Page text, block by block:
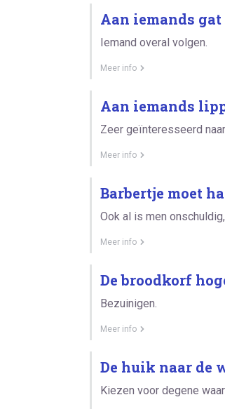
Aan iemands gat
Iemand overal volgen.
Meer info
Aan iemands
Zeer geïnteresseerd
Meer info
Barbertje moet
Ook al is men
Meer info
De broodkorf
Bezuinigen.
Meer info
De huik naar de
Kiezen voor degene